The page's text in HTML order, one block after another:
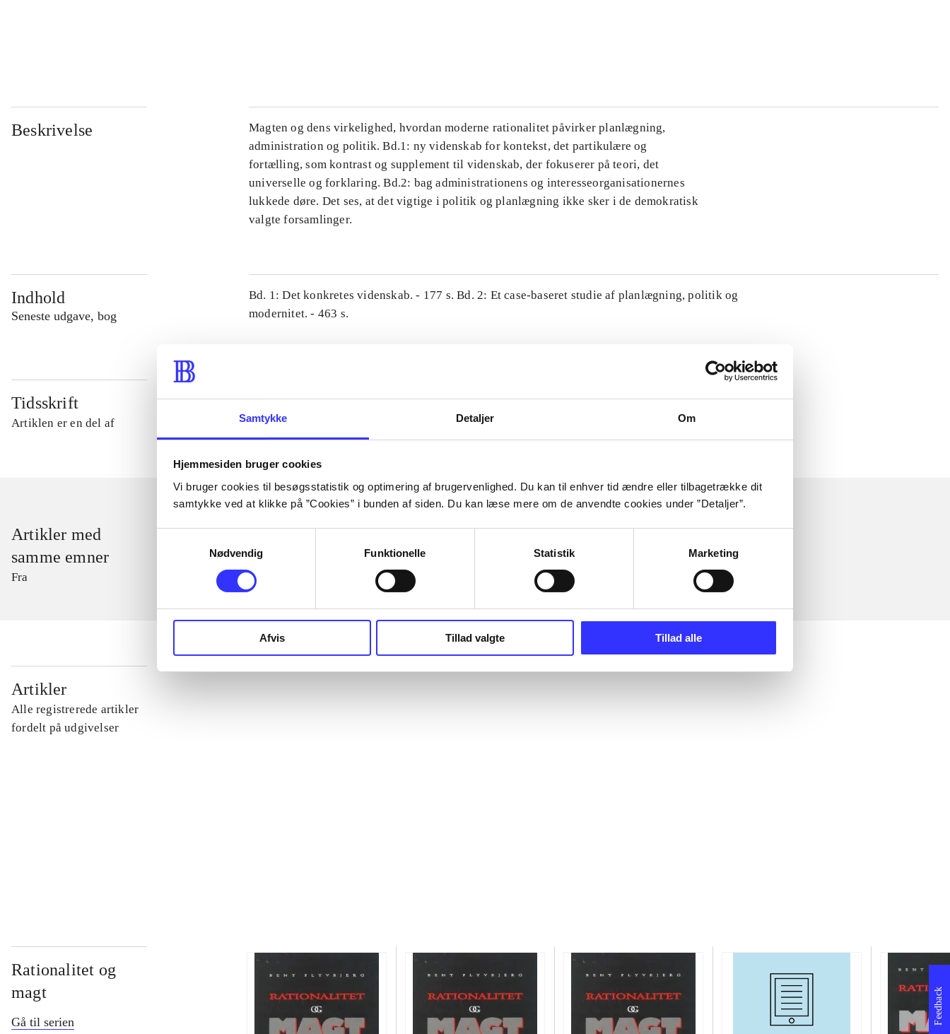
Samtykke Detaljer Om
Hjemmesiden bruger cookies
Vi bruger cookies til besøgsstatistik og optimering af brugervenlighed. Du kan til enhver tid ændre eller tilbagetrække dit
samtykke ved at klikke på ”Cookies” i bunden af siden. Du kan læse mere om de anvendte cookies under ”Detaljer”.
Nødvendig
Funktionelle Statistik Marketing
Afvis Tillad valgte Tillad alle
Beskrivelse
Magten og dens virkelighed, hvordan moderne rationalitet påvirker planlægning,
administration og politik. Bd.1: ny videnskab for kontekst, det partikulære og
fortælling, som kontrast og supplement til videnskab, der fokuserer på teori, det
universelle og forklaring. Bd.2: bag administrationens og interesseorganisationernes
lukkede døre. Det ses, at det vigtige i politik og planlægning ikke sker i de demokratisk
valgte forsamlinger.
Indhold
Seneste udgave, bog
Bd. 1: Det konkretes videnskab. - 177 s. Bd. 2: Et case-baseret studie af planlægning, politik og
modernitet. - 463 s.
Tidsskrift
Artiklen er en del af
Artikler med
samme emner
Fra
Artikler
Alle registrerede artikler
fordelt på udgivelser
Rationalitet og
magt
Gå til serien Feedback